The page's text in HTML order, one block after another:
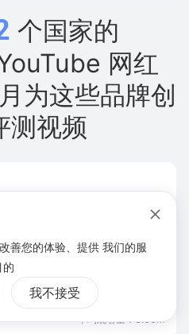
个国家的
网红
为这些品牌创
测视频
307
平均观看量：8.66M
善您的体验、提供 我们的服
的
我不接受